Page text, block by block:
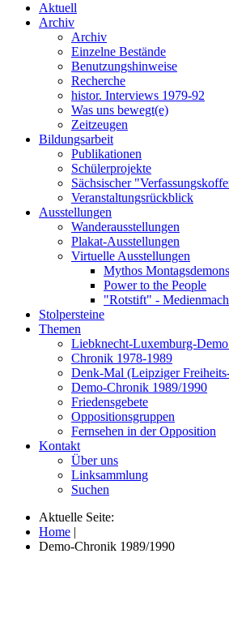
Aktuell
Archiv
Archiv
Einzelne Bestände
Benutzungshinweise
Recherche
histor. Interviews 1979-92
Was uns bewegt(e)
Zeitzeugen
Bildungsarbeit
Publikationen
Schülerprojekte
Sächsischer
Veranstaltungsrückblick
Ausstellungen
Wanderausstellungen
Plakat-Ausstellungen
Virtuelle Ausstellungen
Mythos
Power to the People
"Rotstift" -
Stolpersteine
Themen
Liebknecht-Luxemburg-
Chronik 1978-1989
Denk-Mal (Leipziger
Demo-Chronik 1989/1990
Friedensgebete
Oppositionsgruppen
Fernsehen in der Opposition
Kontakt
Über uns
Linksammlung
Suchen
Aktuelle Seite:
Home |
Demo-Chronik 1989/1990